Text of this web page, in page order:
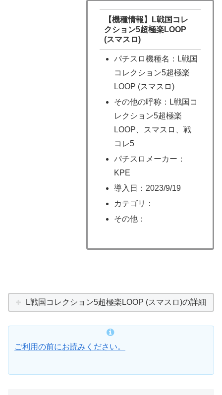
【機種情報】L戦国コレ
クション5超極楽LOOP
(スマスロ)
パチスロ機種名：L戦国
コレクション5超極楽
LOOP (スマスロ)
その他の呼称：L戦国コ
レクション5超極楽
LOOP、スマスロ、戦
コレ5
パチスロメーカー：
KPE
導入日：2023/9/19
カテゴリ：
その他：
L戦国コレクション5超極楽LOOP (スマスロ)の詳細
ご利用の前にお読みください。